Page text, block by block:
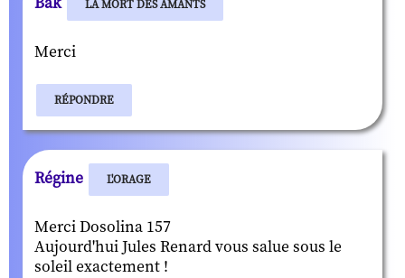
LA MORT DES AMANTS
Merci
RÉPONDRE
Régine L'ORAGE
Merci Dosolina 157
Aujourd'hui Jules Renard vous salue sous le
soleil exactement !